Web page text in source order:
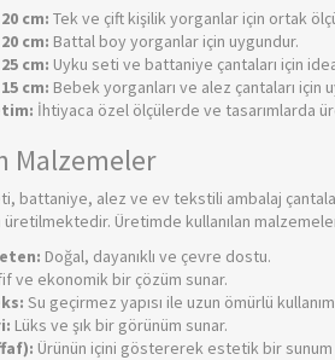
cm: Tek ve çift kişilik yorganlar için ortak
cm: Battal boy yorganlar için uygundur.
cm: Uyku seti ve battaniye çantaları için
cm: Bebek yorganları ve alez çantaları için
İhtiyaca özel ölçülerde ve tasarımlarda
Malzemeler
battaniye, alez ve ev tekstili ambalaj
Üretimde kullanılan
Doğal, dayanıklı ve çevre dostu.
ve ekonomik bir çözüm sunar.
Su geçirmez yapısı ile uzun ömürlü
Lüks ve şık bir görünüm sunar.
Ürünün içini göstererek estetik bir sunum